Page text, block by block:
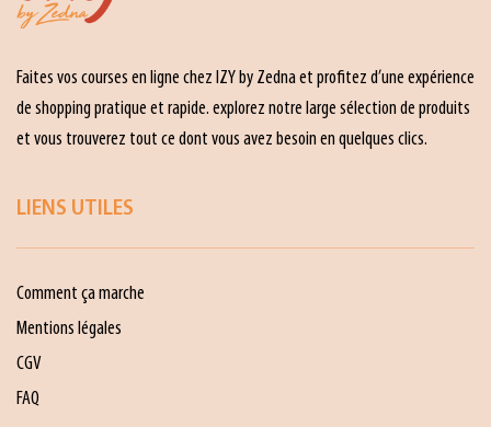
Faites vos courses en ligne chez IZY by Zedna et profitez d’une expérience
de shopping pratique et rapide. explorez notre large sélection de produits
et vous trouverez tout ce dont vous avez besoin en quelques clics.
LIENS UTILES
Comment ça marche
Mentions légales
CGV
FAQ